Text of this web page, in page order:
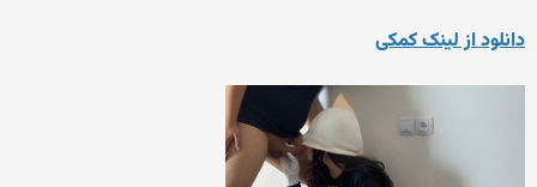
دانلود از لینک کمکی